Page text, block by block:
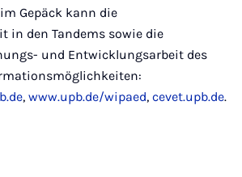
Gepäck kann die
in den Tandems sowie die
und Entwicklungsarbeit des
, www.upb.de/wipaed, cevet.upb.de.